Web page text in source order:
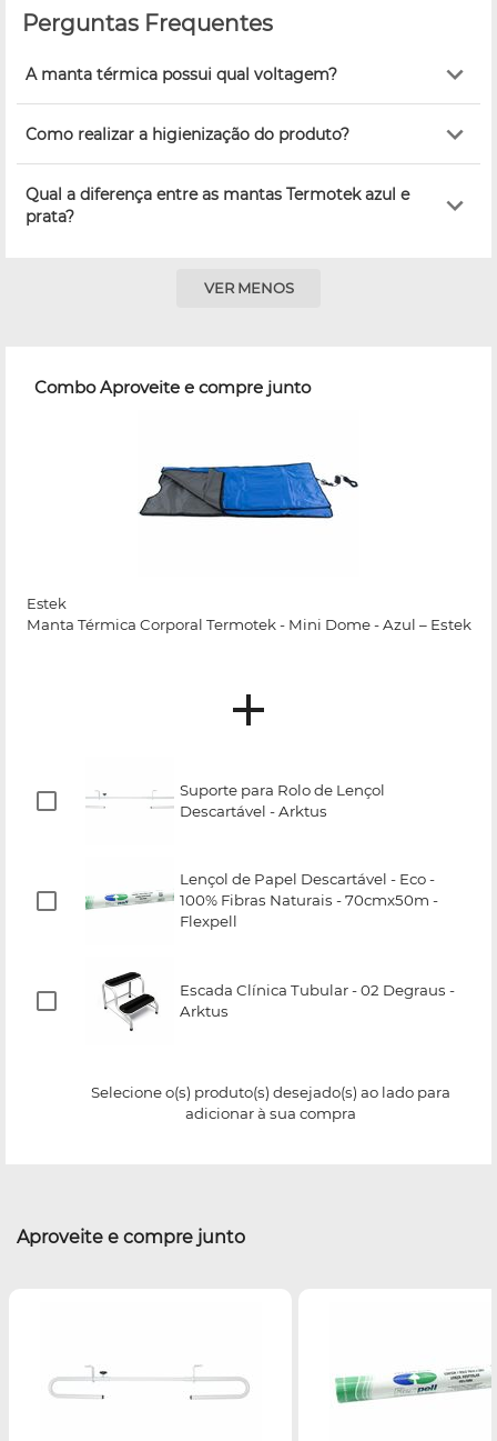
Perguntas Frequentes
A manta térmica possui qual voltagem?
Como realizar a higienização do produto?
Qual a diferença entre as mantas Termotek azul e
prata?
VER MENOS
Combo Aproveite e compre junto
Estek
Manta Térmica Corporal Termotek - Mini Dome - Azul – Estek
Suporte para Rolo de Lençol
Descartável - Arktus
Lençol de Papel Descartável - Eco -
100% Fibras Naturais - 70cmx50m -
Flexpell
Escada Clínica Tubular - 02 Degraus -
Arktus
Selecione o(s) produto(s) desejado(s) ao lado para
adicionar à sua compra
Aproveite e compre junto